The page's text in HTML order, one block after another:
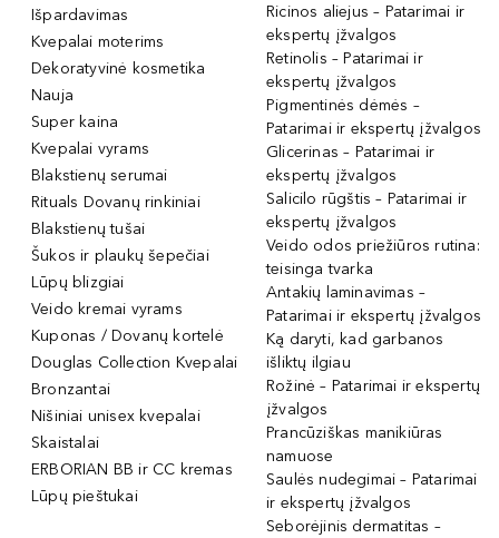
Išpardavimas
Kvepalai moterims
Dekoratyvinė kosmetika
Nauja
Super kaina
Kvepalai vyrams
Blakstienų serumai
Rituals Dovanų rinkiniai
Blakstienų tušai
Šukos ir plaukų šepečiai
Lūpų blizgiai
Veido kremai vyrams
Kuponas / Dovanų kortelė
Douglas Collection Kvepalai
Bronzantai
Nišiniai unisex kvepalai
Skaistalai
ERBORIAN BB ir CC kremas
Lūpų pieštukai
Ricinos aliejus – Patarimai ir
ekspertų įžvalgos
Retinolis – Patarimai ir
ekspertų įžvalgos
Pigmentinės dėmės –
Patarimai ir ekspertų įžvalgos
Glicerinas – Patarimai ir
ekspertų įžvalgos
Salicilo rūgštis – Patarimai ir
ekspertų įžvalgos
Veido odos priežiūros rutina:
teisinga tvarka
Antakių laminavimas –
Patarimai ir ekspertų įžvalgos
Ką daryti, kad garbanos
išliktų ilgiau
Rožinė – Patarimai ir ekspertų
įžvalgos
Prancūziškas manikiūras
namuose
Saulės nudegimai – Patarimai
ir ekspertų įžvalgos
Seborėjinis dermatitas –